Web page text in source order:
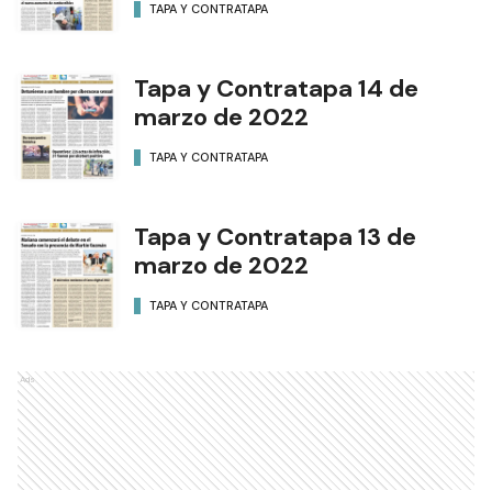
TAPA Y CONTRATAPA
Tapa y Contratapa 14 de
marzo de 2022
TAPA Y CONTRATAPA
Tapa y Contratapa 13 de
marzo de 2022
TAPA Y CONTRATAPA
Ads